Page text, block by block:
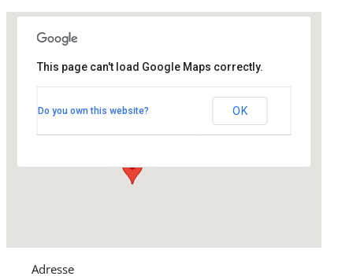
Kirchgasse 2 - Possendorf
This page can't load Google Maps correctly.
Do you own this website? OK
Adresse